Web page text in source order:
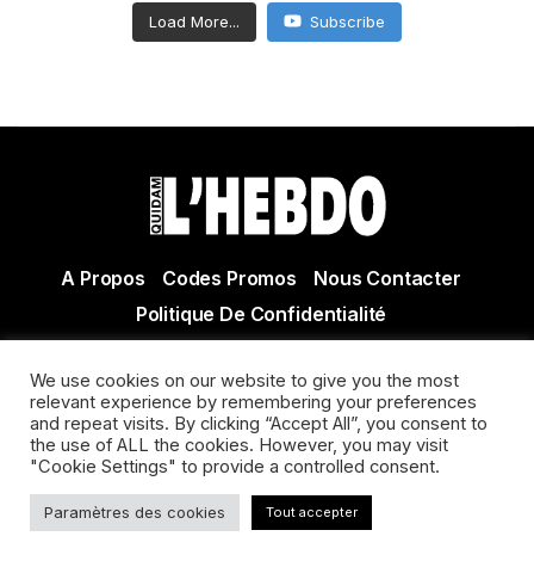
Load More... Subscribe
A Propos Codes Promos
Nous Contacter
Politique De Confidentialité
Actualité Agen - Actualité en lot et Garonne - Actualité
Villeneuve sur Lot
We use cookies on our website to give you the most
relevant experience by remembering your preferences
and repeat visits. By clicking “Accept All”, you consent to
the use of ALL the cookies. However, you may visit
"Cookie Settings" to provide a controlled consent.
Paramètres des cookies Tout accepter